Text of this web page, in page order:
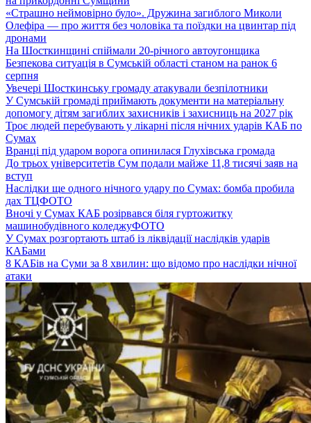
«Страшно неймовірно було». Дружина загиблого Миколи
Олефіра — про життя без чоловіка та поїздки на цвинтар під
дронами
На Шосткинщині спіймали 20-річного автоугонщика
Безпекова ситуація в Сумській області станом на ранок 6
серпня
Увечері Шосткинську громаду атакували безпілотники
У Сумській громаді приймають документи на матеріальну
допомогу дітям загиблих захисників і захисниць на 2027 рік
Троє людей перебувають у лікарні після нічних ударів КАБ по
Сумах
Вранці під ударом ворога опинилася Глухівська громада
До трьох університетів Сум подали майже 11,8 тисячі заяв на
вступ
Наслідки ще одного нічного удару по Сумах: бомба пробила
дах ТЦФОТО
Вночі у Сумах КАБ розірвався біля гуртожитку
машинобудівного коледжуФОТО
У Сумах розгортають штаб із ліквідації наслідків ударів
КАБами
8 КАБів на Суми за 8 хвилин: що відомо про наслідки нічної
атаки